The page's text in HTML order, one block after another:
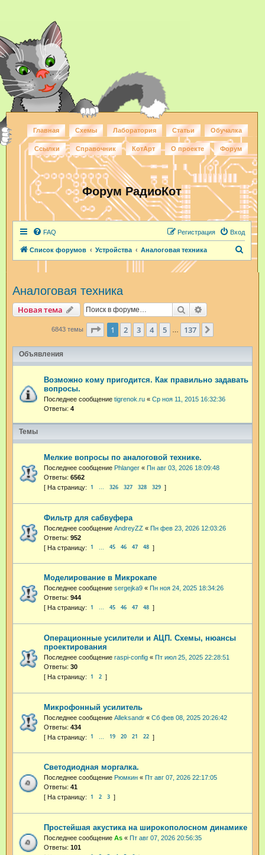
Главная Схемы Лаборатория Статьи Обучалка
Ссылки Справочник КотАрт О проекте Форум
Форум РадиоКот
FAQ Вход
Регистрация
Список форумов Устройства Аналоговая техника
Аналоговая техника
Новая тема Поиск
6843 темы Страница из 137
1 2 3 4 5 137
Объявления
Возможно кому пригодится. Как правильно задавать
вопросы.
Последнее сообщение tigrenok.ru « Ср ноя 11, 2015 16:32:36
Ответы: 4
Темы
Мелкие вопросы по аналоговой технике.
Последнее сообщение Phlanger « Пн авг 03, 2026 18:09:48
Ответы: 6562
1 … 326 327 328 329
Фильтр для сабвуфера
Последнее сообщение AndreyZZ « Пн фев 23, 2026 12:03:26
Ответы: 952
1 45 46 47 48
Моделирование в Микрокапе
Последнее сообщение sergejka9 « Пн ноя 24, 2025 18:34:26
Ответы: 944
1 … 45 46 47 48
Операционные усилители и АЦП. Схемы, нюансы
проектирования
Последнее сообщение raspi-config « Пт июл 25, 2025 22:28:51
Ответы: 30
1 2
Микрофонный усилитель
Последнее сообщение Alleksandr « Сб фев 08, 2025 20:26:42
Ответы: 434
1 19 20 21 22
Светодиодная моргалка.
Последнее сообщение Рюмкин « Пт авг 07, 2026 22:17:05
Ответы: 41
1 2 3
Простейшая акустика на широкополосном динамике
Последнее сообщение As « Пт авг 07, 2026 20:56:35
Ответы: 101